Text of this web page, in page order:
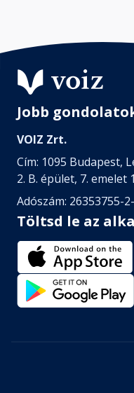
Jobb
VOIZ Zrt.
Cím: 1095 Budapest,
2. B. épület, 7. emelet
Adószám: 26353755-
Töltsd le az